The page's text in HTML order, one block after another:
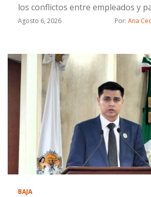
los conflictos entre empleados y
Agosto 6, 2026 Por: Ana
BAJA